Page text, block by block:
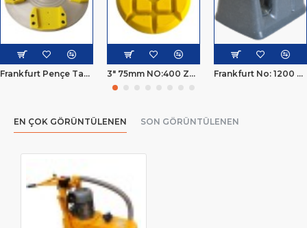
Frankfurt Pençe Tabla ŞEN-MAK® HS4000 ve CYS4000 Için 3" 75mm NO:400 Zemin Parlatma Pedleri Frankfurt No: 1200 Pençe Silim Taşı Reçineli
EN ÇOK GÖRÜNTÜLENEN SON GÖRÜNTÜLENEN